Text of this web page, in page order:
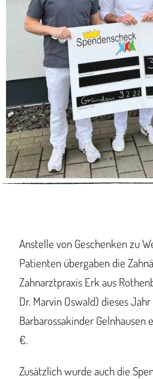
Anstelle von Geschenken zu
Patienten übergaben die
Zahnarztpraxis Erk aus
Dr. Marvin Oswald) dieses
Barbarossakinder Gelnhausen
€.
Zusätzlich wurde auch die